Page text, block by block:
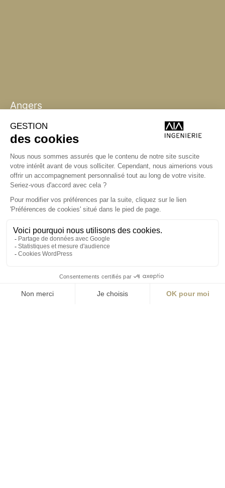
Angers
Bordeaux
Angers
La Station A,
14 boulevard Yvonne Poirel
49000 Angers
+33 (0)2 41 36 88 50
Écrire
aia.ingenierie.angers@a-
i-a.fr
Visite